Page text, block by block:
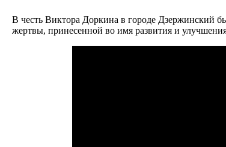
В честь Виктора Доркина в городе Дзержинский
жертвы, принесенной во имя развития и